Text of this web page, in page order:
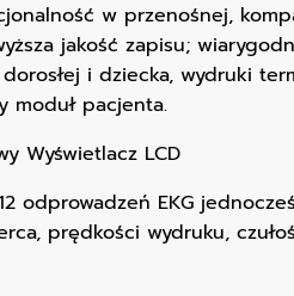
w przenośnej,
jakość zapisu;
i dziecka, wydruki
moduł pacjenta.
Wyświetlacz LCD
odprowadzeń EKG
prędkości wydruku,